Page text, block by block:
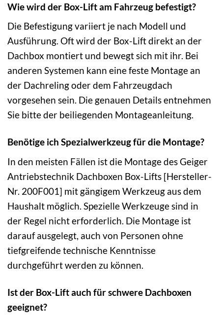
Wie wird der Box-Lift am Fahrzeug befestigt?
Die Befestigung variiert je nach Modell und
Ausführung. Oft wird der Box-Lift direkt an der
Dachbox montiert und bewegt sich mit ihr. Bei
anderen Systemen kann eine feste Montage an
der Dachreling oder dem Fahrzeugdach
vorgesehen sein. Die genauen Details entnehmen
Sie bitte der beiliegenden Montageanleitung.
Benötige ich Spezialwerkzeug für die Montage?
In den meisten Fällen ist die Montage des Geiger
Antriebstechnik Dachboxen Box-Lifts [Hersteller-
Nr. 200F001] mit gängigem Werkzeug aus dem
Haushalt möglich. Spezielle Werkzeuge sind in
der Regel nicht erforderlich. Die Montage ist
darauf ausgelegt, auch von Personen ohne
tiefgreifende technische Kenntnisse
durchgeführt werden zu können.
Ist der Box-Lift auch für schwere Dachboxen
geeignet?